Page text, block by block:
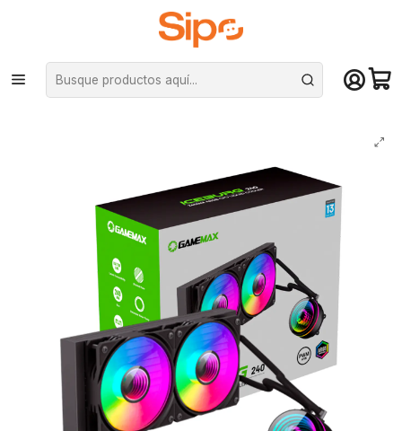
¡Compra hasta mediodía y recibe hoy! De lunes a sábado en el gran
Santiago. Envío gratis desde $29.990
Inicio Componentes PC Cooler CPU Refrigeración líquida
Refrigeración Líquida Gamemax IceBurg 240, 1200/1700/am4/am5